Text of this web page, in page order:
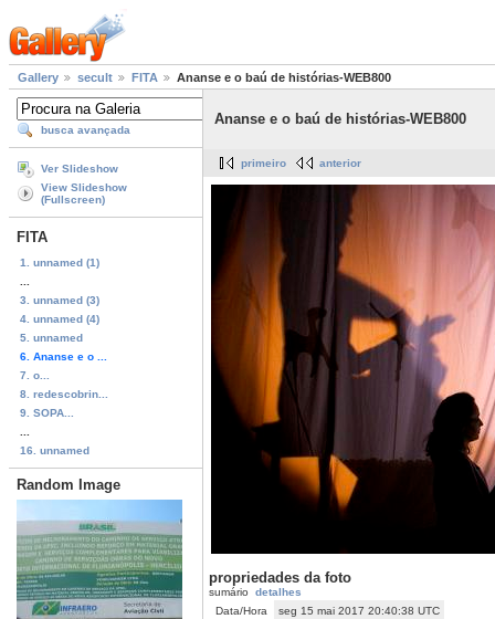
Gallery secult FITA Ananse e o baú de histórias-WEB800
busca avançada
Ver Slideshow
View Slideshow
(Fullscreen)
FITA
1. unnamed (1)
3. unnamed (3)
4. unnamed (4)
5. unnamed
6. Ananse e o ...
7. o...
8. redescobrin...
9. SOPA...
16. unnamed
Random Image
Ananse e o baú de histórias-WEB800
primeiro anterior
propriedades da foto
sumário detalhes
Data/Hora
seg 15 mai 2017 20:40:38 UTC